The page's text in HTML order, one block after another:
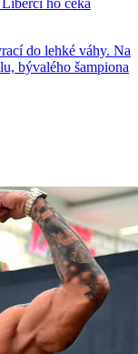
do lehké váhy. Na
bývalého šampiona